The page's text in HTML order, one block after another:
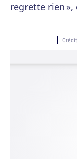
regrette rien »,